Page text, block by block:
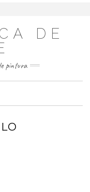
DE
pintura
modo de navegación